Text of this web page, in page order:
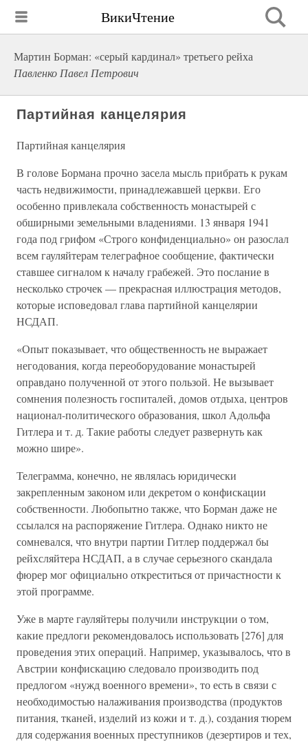
ВикиЧтение
Мартин Борман: «серый кардинал» третьего рейха
Павленко Павел Петрович
Партийная канцелярия
Партийная канцелярия
В голове Бормана прочно засела мысль прибрать к рукам
часть недвижимости, принадлежавшей церкви. Его
особенно привлекала собственность монастырей с
обширными земельными владениями. 13 января 1941
года под грифом «Строго конфиденциально» он разослал
всем гауляйтерам телеграфное сообщение, фактически
ставшее сигналом к началу грабежей. Это послание в
несколько строчек — прекрасная иллюстрация методов,
которые исповедовал глава партийной канцелярии
НСДАП.
«Опыт показывает, что общественность не выражает
негодования, когда переоборудование монастырей
оправдано полученной от этого пользой. Не вызывает
сомнения полезность госпиталей, домов отдыха, центров
национал-политического образования, школ Адольфа
Гитлера и т. д. Такие работы следует развернуть как
можно шире».
Телеграмма, конечно, не являлась юридически
закрепленным законом или декретом о конфискации
собственности. Любопытно также, что Борман даже не
ссылался на распоряжение Гитлера. Однако никто не
сомневался, что внутри партии Гитлер поддержал бы
рейхсляйтера НСДАП, а в случае серьезного скандала
фюрер мог официально откреститься от причастности к
этой программе.
Уже в марте гауляйтеры получили инструкции о том,
какие предлоги рекомендовалось использовать [276] для
проведения этих операций. Например, указывалось, что в
Австрии конфискацию следовало производить под
предлогом «нужд военного времени», то есть в связи с
необходимостью налаживания производства (продуктов
питания, тканей, изделий из кожи и т. д.), создания тюрем
для содержания военных преступников (дезертиров и тех,